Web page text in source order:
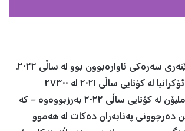
شەڕی ئۆکرانیا بزوێنەری سەرەکی ئاوارەبوون بوو لە ساڵی ٢٠٢٢.
ژمارەی پەنابەرانی ئۆکرانیا لە کۆتایی ساڵی ٢٠٢١ لە ٢٧٣٠٠
پەنابەرەوە بۆ ٥.٧ ملیۆن لە کۆتایی ساڵی ٢٠٢٢ بەرزبووەوە – کە
دەرچوونی پەنابەران دەکات لە هەموو